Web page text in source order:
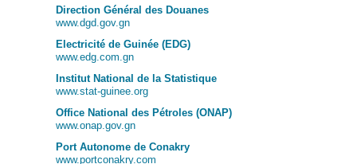
Direction Général des Douanes
www.dgd.gov.gn
Electricité de Guinée (EDG)
www.edg.com.gn
Institut National de la Statistique
www.stat-guinee.org
Office National des Pétroles (ONAP)
www.onap.gov.gn
Port Autonome de Conakry
www.portconakry.com